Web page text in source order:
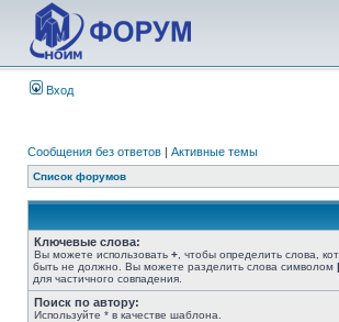
Вход
Сообщения без ответов | Активные темы
Список форумов
Ключевые слова:
Вы можете использовать + , чтобы определить слова,
быть не должно. Вы можете разделить слова символом |
для частичного совпадения.
Поиск по автору:
Используйте * в качестве шаблона.